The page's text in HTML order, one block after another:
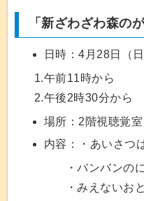
「新ざわざわ森の
日時：4月28日（
1.午前11時から
2.午後2時30分から
場所：2階視聴覚室
内容：・あいさつ
・バンバンのに
・みえないおと